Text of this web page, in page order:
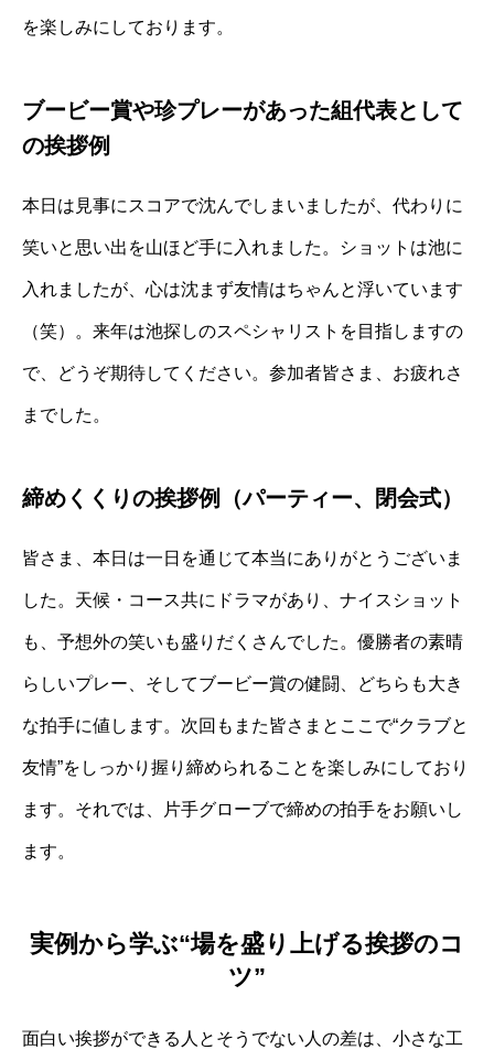
を楽しみにしております。
ブービー賞や珍プレーがあった組代表として
の挨拶例
本日は見事にスコアで沈んでしまいましたが、代わりに
笑いと思い出を山ほど手に入れました。ショットは池に
入れましたが、心は沈まず友情はちゃんと浮いています
（笑）。来年は池探しのスペシャリストを目指しますの
で、どうぞ期待してください。参加者皆さま、お疲れさ
までした。
締めくくりの挨拶例（パーティー、閉会式）
皆さま、本日は一日を通じて本当にありがとうございま
した。天候・コース共にドラマがあり、ナイスショット
も、予想外の笑いも盛りだくさんでした。優勝者の素晴
らしいプレー、そしてブービー賞の健闘、どちらも大き
な拍手に値します。次回もまた皆さまとここで“クラブと
友情”をしっかり握り締められることを楽しみにしており
ます。それでは、片手グローブで締めの拍手をお願いし
ます。
実例から学ぶ“場を盛り上げる挨拶のコ
ツ”
面白い挨拶ができる人とそうでない人の差は、小さな工